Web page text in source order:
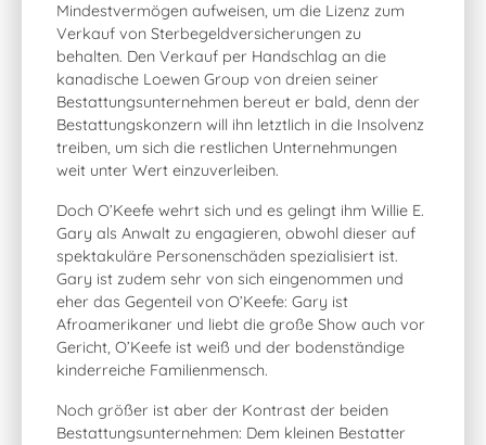
Mindestvermögen aufweisen, um die Lizenz zum
Verkauf von Sterbegeldversicherungen zu
behalten. Den Verkauf per Handschlag an die
kanadische Loewen Group von dreien seiner
Bestattungsunternehmen bereut er bald, denn der
Bestattungskonzern will ihn letztlich in die Insolvenz
treiben, um sich die restlichen Unternehmungen
weit unter Wert einzuverleiben.
Doch O’Keefe wehrt sich und es gelingt ihm Willie E.
Gary als Anwalt zu engagieren, obwohl dieser auf
spektakuläre Personenschäden spezialisiert ist.
Gary ist zudem sehr von sich eingenommen und
eher das Gegenteil von O’Keefe: Gary ist
Afroamerikaner und liebt die große Show auch vor
Gericht, O’Keefe ist weiß und der bodenständige
kinderreiche Familienmensch.
Noch größer ist aber der Kontrast der beiden
Bestattungsunternehmen: Dem kleinen Bestatter